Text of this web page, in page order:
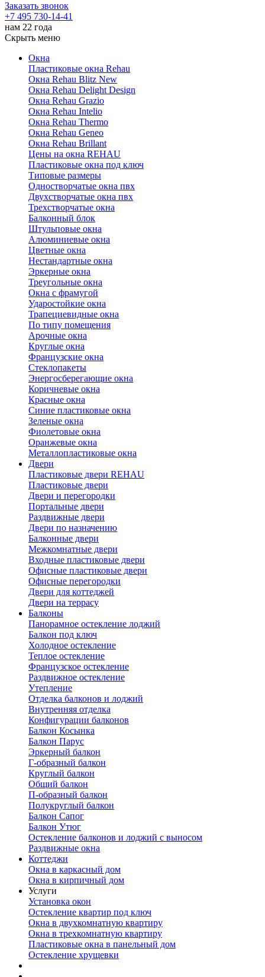
Заказать звонок
+7 495 730-14-41
нам 22 года
Скрыть меню
Окна
Пластиковые окна Rehau
Окна Rehau Blitz New
Окна Rehau Delight Design
Окна Rehau Grazio
Окна Rehau Intelio
Окна Rehau Thermo
Окна Rehau Geneo
Окна Rehau Brillant
Цены на окна REHAU
Пластиковые окна под ключ
Типовые размеры
Одностворчатые окна пвх
Двухстворчатые окна пвх
Трехстворчатые окна
Балконный блок
Штульповые окна
Алюминиевые окна
Цветные окна
Нестандартные окна
Эркерные окна
Треугольные окна
Окна с фрамугой
Ударостойкие окна
Трапециевидные окна
По типу помещения
Арочные окна
Круглые окна
Французские окна
Стеклопакеты
Энергосберегающие окна
Коричневые окна
Красные окна
Синие пластиковые окна
Зеленые окна
Фиолетовые окна
Оранжевые окна
Металлопластиковые окна
Двери
Пластиковые двери REHAU
Пластиковые двери
Двери и перегородки
Портальные двери
Раздвижные двери
Двери по назначению
Балконные двери
Межкомнатные двери
Входные пластиковые двери
Офисные пластиковые двери
Офисные перегородки
Двери для коттеджей
Двери на террасу
Балконы
Панорамное остекление лоджий
Балкон под ключ
Холодное остекление
Теплое остекление
Французское остекление
Раздвижное остекление
Утепление
Отделка балконов и лоджий
Внутренняя отделка
Конфигурации балконов
Балкон Косынка
Балкон Парус
Эркерный балкон
Г-образный балкон
Круглый балкон
Общий балкон
П-образный балкон
Полукруглый балкон
Балкон Сапог
Балкон Утюг
Остекление балконов и лоджий с выносом
Раздвижные окна
Коттеджи
Окна в каркасный дом
Окна в кирпичный дом
Услуги
Установка окон
Остекление квартир под ключ
Окна в двухкомнатную квартиру
Окна в трехкомнатную квартиру
Пластиковые окна в панельный дом
Остекление хрущевки